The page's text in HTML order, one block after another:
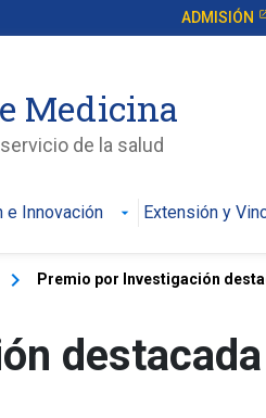
ADMISIÓN
Medicina
de la salud
e Innovación Extensión y
keyboard_arrow_right Premio por Investigación